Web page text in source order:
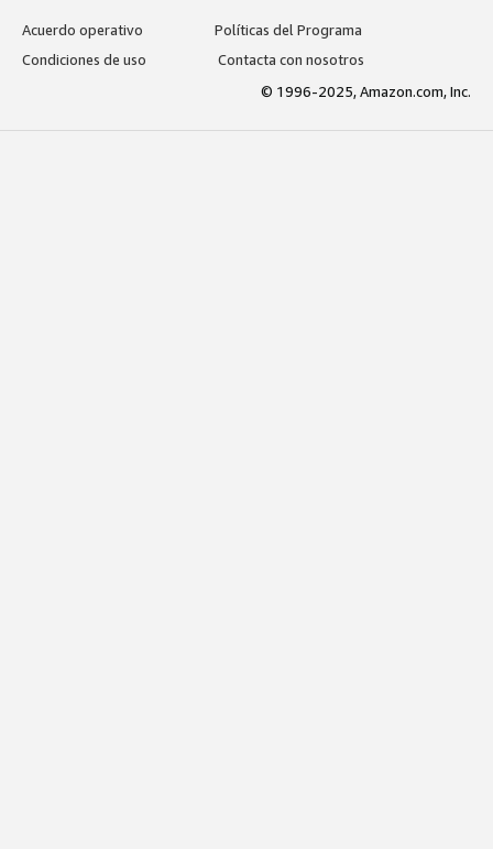
Acuerdo operativo
Políticas del Programa
Condiciones de uso
Contacta con nosotros
© 1996-2025, Amazon.com, Inc.